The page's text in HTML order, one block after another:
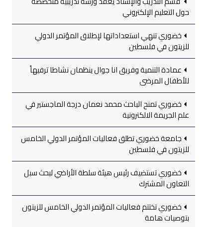
حول التعليم الإلكتروني
خضوري تنهي استعداداتها لإطلاق المؤتمر الدولي
للزيتون في فلسطين
عمادة التنمية وفريق انا جوال ينظمان نشاطا ترفيهاً
للأطفال المرضى
خضوري تمنح الباحث محمد نعمان درجة الماجستير في
علم الجريمة الالكترونية
جامعة خضوري تطلق فعاليات المؤتمر الدولي الخامس
للزيتون في فلسطين
خضوري تستضيف رئيس هيئة سلطة الأراضي لبحث سبل
التعاون المشترك
خضوري تختتم فعاليات المؤتمر الدولي الخامس للزيتون
بتوصيات هامة